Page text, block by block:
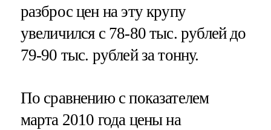
разброс цен на эту крупу
увеличился с 78-80 тыс. рублей до
79-90 тыс. рублей за тонну.
По сравнению с показателем
марта 2010 года цены на